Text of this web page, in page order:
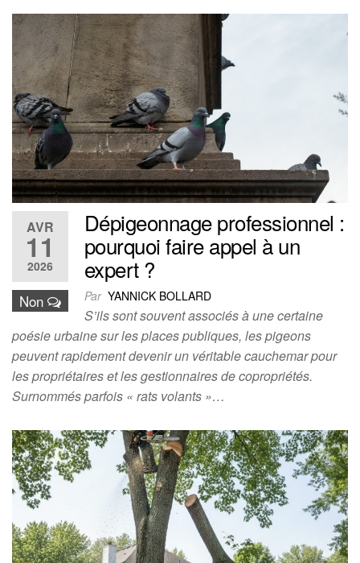
AVR
11
2026
Non
Dépigeonnage professionnel :
pourquoi faire appel à un
expert ?
Par YANNICK BOLLARD
S’ils sont souvent associés à une certaine
poésie urbaine sur les places publiques, les pigeons
peuvent rapidement devenir un véritable cauchemar pour
les propriétaires et les gestionnaires de copropriétés.
Surnommés parfois « rats volants »…